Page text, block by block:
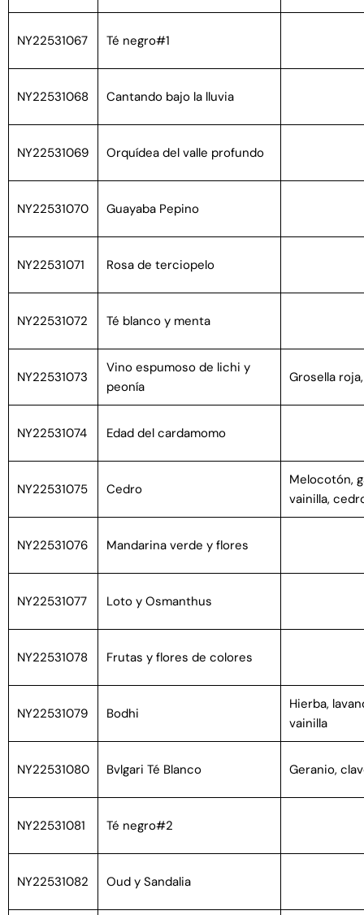
NY22531067 Té negro#1
NY22531068 Cantando bajo la lluvia
NY22531069 Orquídea del valle profundo
NY22531070 Guayaba Pepino
NY22531071 Rosa de terciopelo
NY22531072 Té blanco y menta
NY22531073
Vino espumoso de lichi y
peonía
Grosella
NY22531074 Edad del cardamomo
NY22531075 Cedro
Melocotón,
vainilla,
NY22531076 Mandarina verde y flores
NY22531077 Loto y Osmanthus
NY22531078 Frutas y flores de colores
NY22531079 Bodhi
Hierba,
vainilla
NY22531080 Bvlgari Té Blanco Geranio,
NY22531081 Té negro#2
NY22531082 Oud y Sandalia